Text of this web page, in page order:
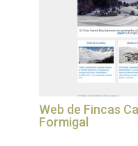
Web de Fincas
Formigal